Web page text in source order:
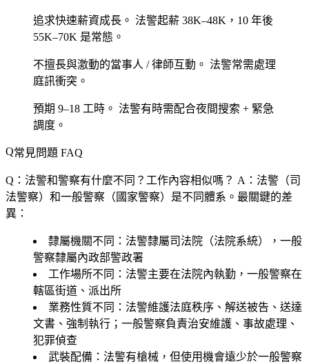
追求快速薪資成長。 法警起薪 38K–48K，10 年後
55K–70K 是常態。
不擅長與激動的當事人 / 律師互動。 法警常需處理
庭訊衝突。
預期 9–18 工時。 法警有時需配合夜間搜索 + 緊急
調度。
常見問題 FAQ
Q：法警和警察有什麼不同？工作內容相似嗎？ A：法警（司
法警察）和一般警察（國家警察）是不同體系。最關鍵的差
異：
隸屬機關不同 ：法警隸屬司法院（法院系統），一般
警察隸屬內政部警政署
工作場所不同 ：法警主要在法院內執勤，一般警察在
轄區街道、派出所
業務性質不同 ：法警維護法庭秩序、解送被告、送達
文書、強制執行；一般警察負責治安維護、事故處理、
犯罪偵查
武裝配備 ：法警有槍械，但使用機會遠少於一般警察